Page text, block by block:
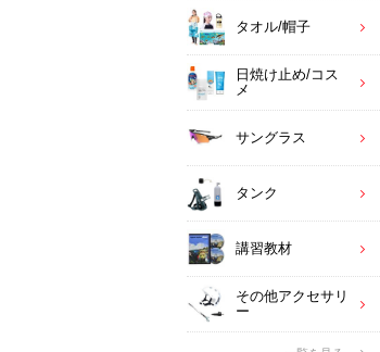
タオル/帽子
日焼け止め/コス
メ
サングラス
タンク
講習教材
その他アクセサリ
ー